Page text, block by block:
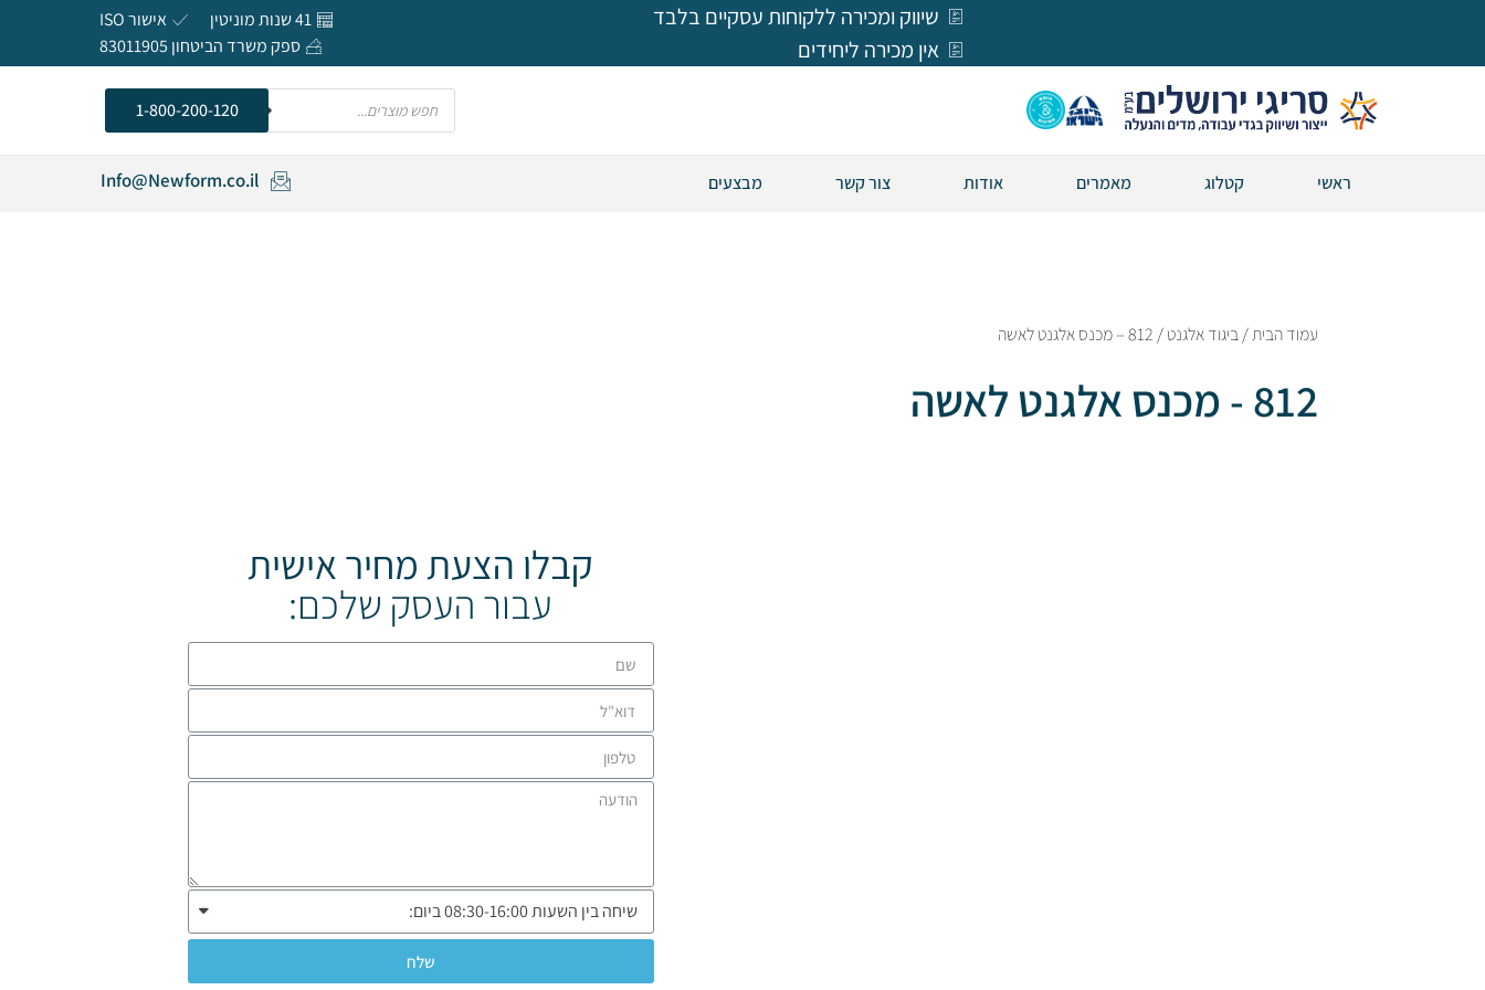
שיווק ומכירה ללקוחות עסקיים בלבד
אין מכירה ליחידים
41 שנות מוניטין
אישור ISO
ספק משרד הביטחון 83011905
חפש
1-800-200-120
ראשי קטלוג מאמרים אודות צור קשר מבצעים Info@Newform.co.il
עמוד הבית/ביגוד אלגנט/ 812 – מכנס אלגנט לאשה
812 - מכנס אלגנט לאשה
קבלו הצעת מחיר אישית
עבור העסק שלכם:
שלח